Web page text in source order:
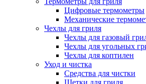
Цифровые термометры
Механические
Чехлы для гриля
Чехлы для газовый
Чехлы для угольных
Чехлы для коптилен
Уход и чистка
Средства для чистки
Щетки для гриля